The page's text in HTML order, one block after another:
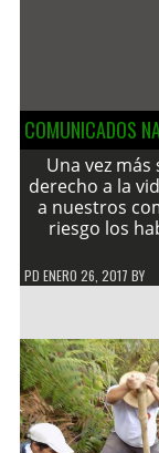
COMUNICADOS
Una vez
derecho a la
a nuestros
riesgo los
PD ENERO 26, 2017 BY